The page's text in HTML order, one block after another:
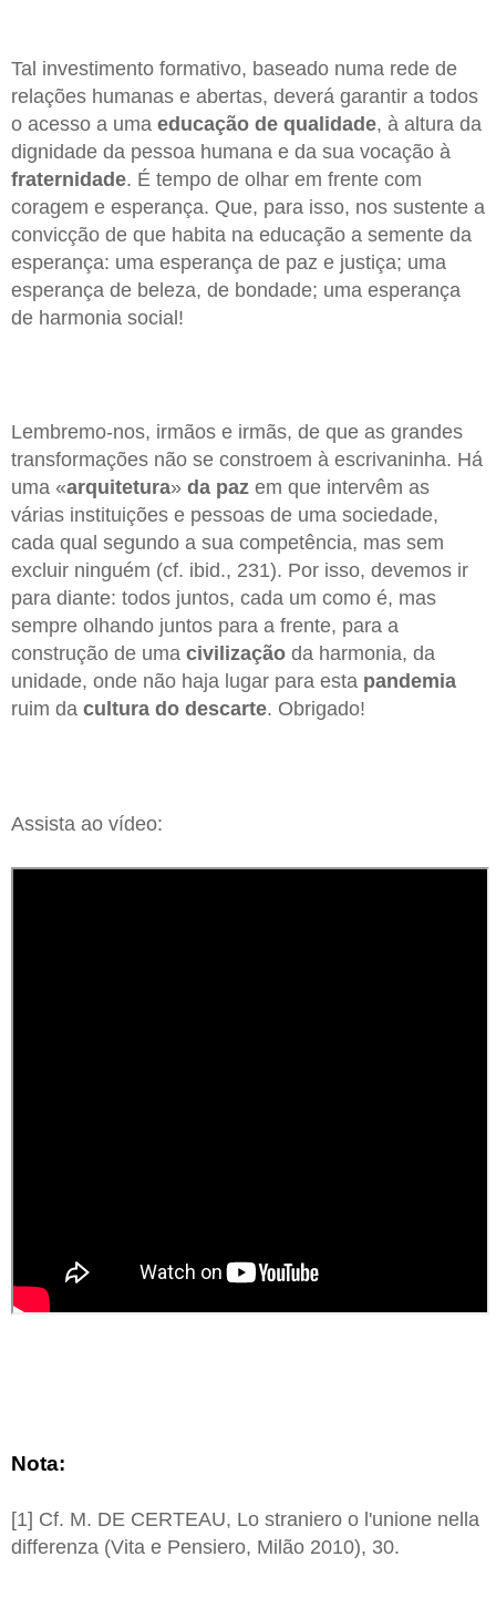
Tal investimento formativo, baseado numa rede de
relações humanas e abertas, deverá garantir a todos
o acesso a uma educação de qualidade, à altura da
dignidade da pessoa humana e da sua vocação à
fraternidade. É tempo de olhar em frente com
coragem e esperança. Que, para isso, nos sustente a
convicção de que habita na educação a semente da
esperança: uma esperança de paz e justiça; uma
esperança de beleza, de bondade; uma esperança
de harmonia social!
Lembremo-nos, irmãos e irmãs, de que as grandes
transformações não se constroem à escrivaninha. Há
uma «arquitetura» da paz em que intervêm as
várias instituições e pessoas de uma sociedade,
cada qual segundo a sua competência, mas sem
excluir ninguém (cf. ibid., 231). Por isso, devemos ir
para diante: todos juntos, cada um como é, mas
sempre olhando juntos para a frente, para a
construção de uma civilização da harmonia, da
unidade, onde não haja lugar para esta pandemia
ruim da cultura do descarte. Obrigado!
Assista ao vídeo:
Nota:
[1] Cf. M. DE CERTEAU, Lo straniero o l'unione nella
differenza (Vita e Pensiero, Milão 2010), 30.